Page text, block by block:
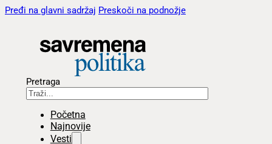
Pređi na glavni sadržaj Preskoči na podnožje
Pretraga
Početna
Najnovije
Vesti